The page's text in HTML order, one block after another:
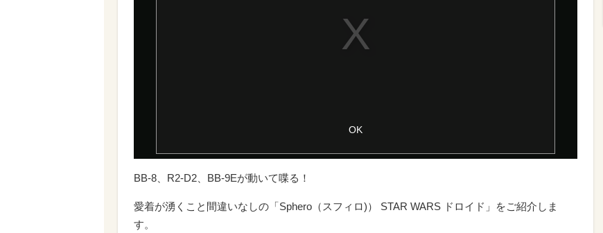
BB-8、R2-D2、BB-9Eが動いて喋る！
愛着が湧くこと間違いなしの「Sphero（スフィロ)） STAR WARS ドロイド」をご紹介しま
す。